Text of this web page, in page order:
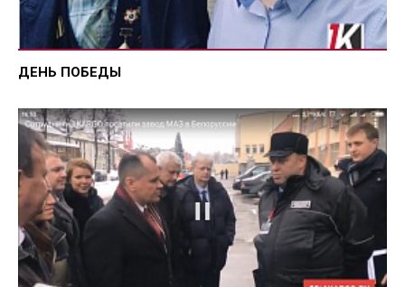
ДЕНЬ ПОБЕДЫ